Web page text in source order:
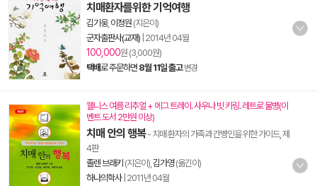
치매환자를위한 기억여행
김기웅, 이정원 (지은이)
군자출판사(교재) 2014년 04월
100,000원 (3,000원)
택배로 주문하면 8월 11일 출고 변경
웰니스 여름 리추얼 + 에그 트레이. 사우나 빗 키링. 레트로 물병(이
벤트 도서 2만원 이상)
치매 안의 행복- 치매 환자의 가족과 간병인을 위한 가이드, 제
4판
졸렌 브래키 (지은이), 김가영(옮긴이)
하나의학사| 2011년 04월